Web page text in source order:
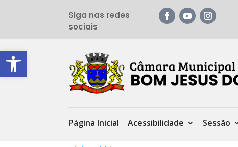
Barra de Ferramentas Aberta
Siga nas redes
sociais
Página Inicial Acessibilidade Sessão